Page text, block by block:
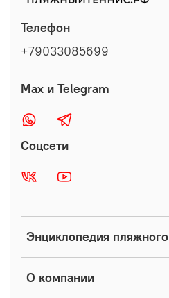
Энциклопедия
О компании
Телефон
+79033085699
Max и Telegram
Соцсети